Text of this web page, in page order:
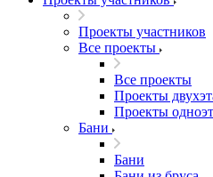
Проекты участников
Все проекты
Все проекты
Проекты
Проекты
Бани
Бани